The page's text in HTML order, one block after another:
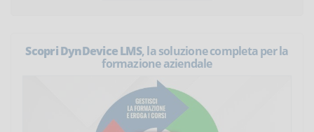
Scopri DynDevice LMS, la soluzione completa per la
formazione aziendale